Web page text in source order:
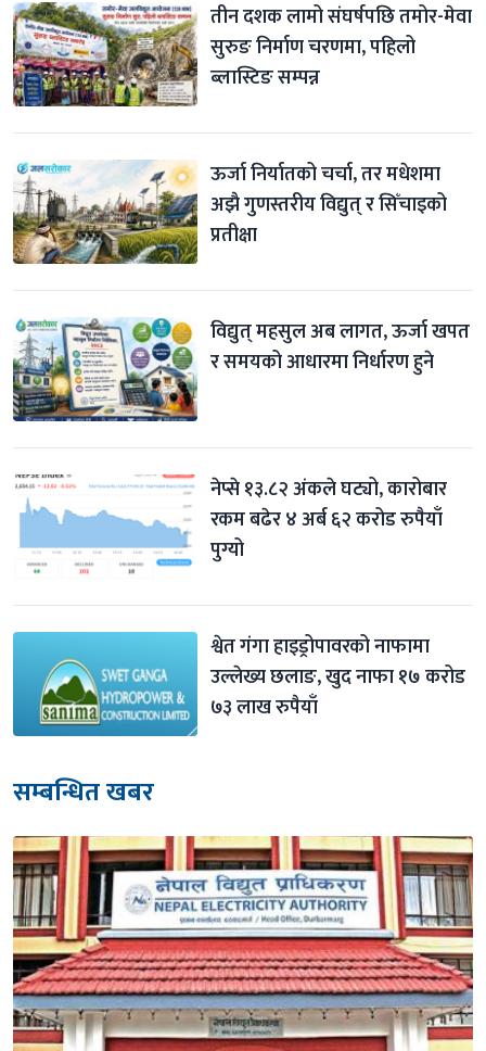
तीन दशक लामो संघर्षपछि तमोर-मेवा
सुरुङ निर्माण चरणमा, पहिलो
ब्लास्टिङ सम्पन्न
ऊर्जा निर्यातको चर्चा, तर मधेशमा
अझै गुणस्तरीय विद्युत् र सिँचाइको
प्रतीक्षा
विद्युत् महसुल अब लागत, ऊर्जा खपत
र समयको आधारमा निर्धारण हुने
नेप्से १३.८२ अंकले घट्यो, कारोबार
रकम बढेर ४ अर्ब ६२ करोड रुपैयाँ
पुग्यो
श्वेत गंगा हाइड्रोपावरको नाफामा
उल्लेख्य छलाङ, खुद नाफा १७ करोड
७३ लाख रुपैयाँ
सम्बन्धित खबर